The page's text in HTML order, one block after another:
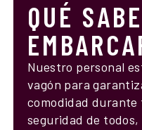
QUÉ
Nuestro personal
vagón para
comodidad durante
seguridad de todos,